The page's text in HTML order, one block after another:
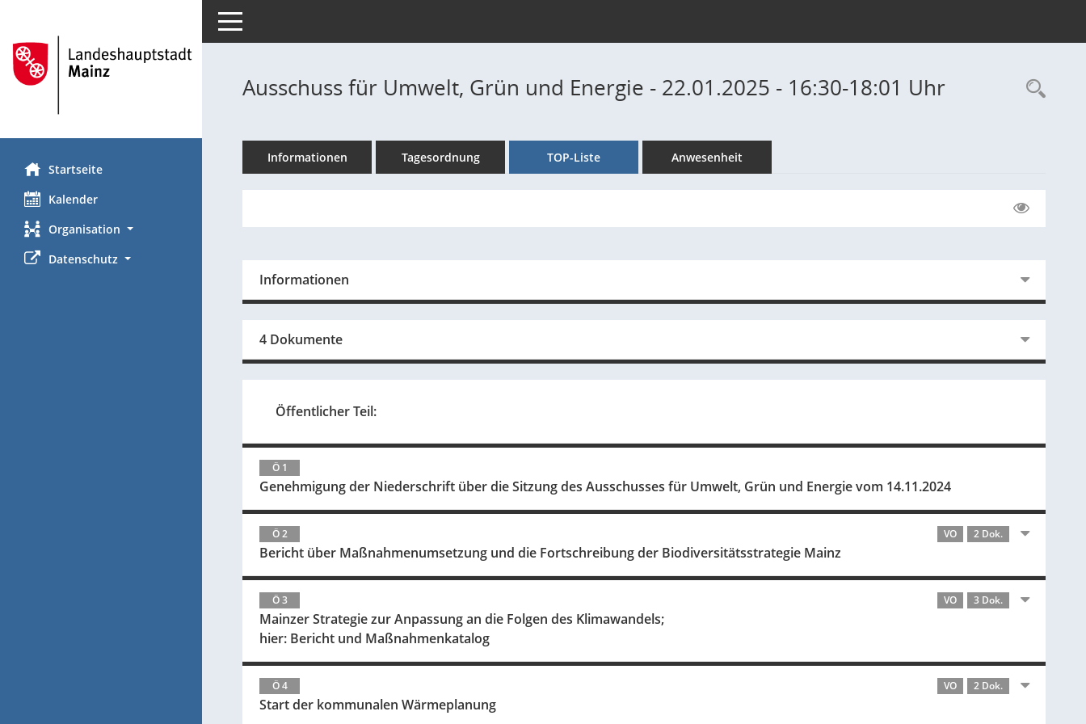
Startseite
Kalender
Organisation
Datenschutz
Toggle navigation
Ausschuss für Umwelt, Grün und Energie - 22.01.2025 - 16:30-18:01 Uhr
Informationen Tagesordnung TOP-Liste Anwesenheit
Informationen
4 Dokumente
Öffentlicher Teil:
Ö 1
Genehmigung der Niederschrift über die Sitzung des Ausschusses für Umwelt, Grün und Energie vom 14.11.2024
Ö 2 VO 2 Dok.
Bericht über Maßnahmenumsetzung und die Fortschreibung der Biodiversitätsstrategie Mainz
Ö 3 VO 3 Dok.
Mainzer Strategie zur Anpassung an die Folgen des Klimawandels;
hier: Bericht und Maßnahmenkatalog
Ö 4 VO 2 Dok.
Start der kommunalen Wärmeplanung